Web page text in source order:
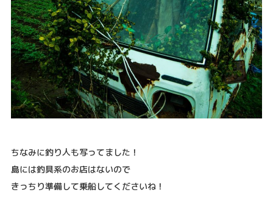
ちなみに釣り人も写ってました！
島には釣具系のお店はないので
きっちり準備して乗船してくださいね！